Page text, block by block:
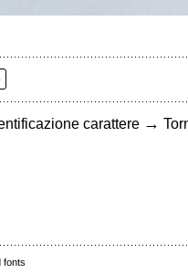
carattere →
fonts